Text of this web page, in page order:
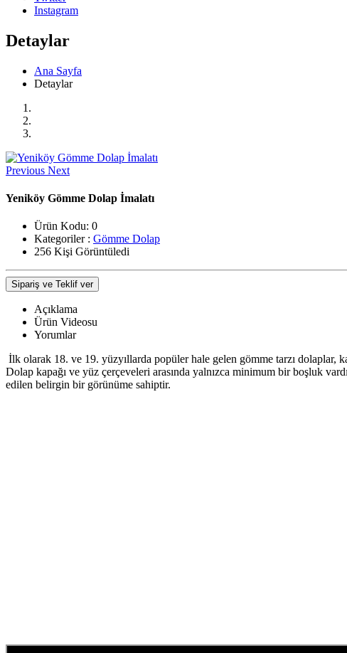
Instagram
Detaylar
Ana Sayfa
Detaylar
Previous Next
Yeniköy Gömme Dolap İmalatı
Ürün Kodu: 0
Kategoriler : Gömme Dolap
256 Kişi Görüntüledi
Sipariş ve Teklif ver
Açıklama
Ürün Videosu
Yorumlar
İlk olarak 18. ve 19. yüzyıllarda popüler hale gelen gömme tarzı dolaplar,
Dolap kapağı ve yüz çerçeveleri arasında yalnızca minimum bir boşluk
edilen belirgin bir görünüme sahiptir.